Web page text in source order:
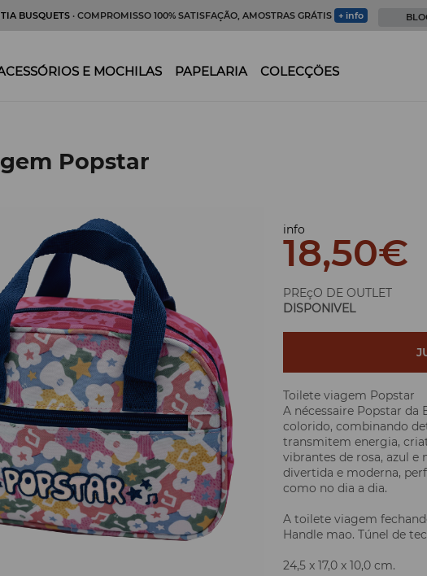
BUSQUETS · COMPROMISSO 100% SATISFAÇÃO, AMOSTRAS GRÁTIS + info
E MOCHILAS PAPELARIA COLECÇÖES
Popstar
info
18,50€
PREçO DE OUTLET
DISPONIVEL
Toilete viagem Popstar
A nécessaire Popstar da
colorido, combinando
transmitem energia,
vibrantes de rosa, azul
divertida e moderna,
como no dia a dia.
A toilete viagem
Handle mao. Túnel de
24,5 x 17,0 x 10,0 cm.